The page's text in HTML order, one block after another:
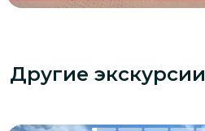
Другие экскурсии